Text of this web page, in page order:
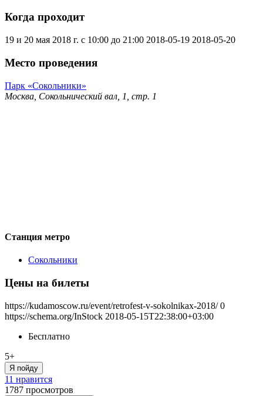
Когда проходит
19 и 20 мая 2018 г. с 10:00 до 21:00 2018-05-19 2018-05-20
Место проведения
Парк «Сокольники»
Москва, Сокольнический вал, 1, стр. 1
Станция метро
Сокольники
Цены на билеты
https://kudamoscow.ru/event/retrofest-v-sokolnikax-2018/ 0
https://schema.org/InStock 2018-05-15T22:38:00+03:00
Бесплатно
5+
Я пойду
11 нравится
1787 просмотров